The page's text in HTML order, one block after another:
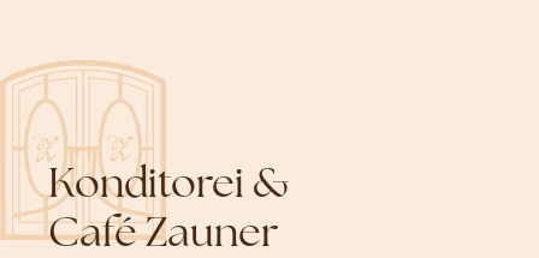
Konditorei &
Café Zauner